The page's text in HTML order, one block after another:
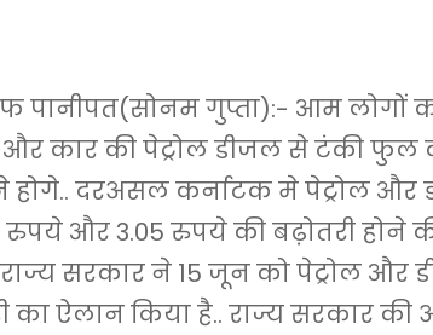
पानीपत(सोनम गुप्ता):- आम लोगों
और कार की पेट्रोल डीजल से टंकी फुल
होगे.. दरअसल कर्नाटक मे पेट्रोल और
और 3.05 रुपये की बढ़ोतरी होने
सरकार ने 15 जून को पेट्रोल और
का ऐलान किया है.. राज्य सरकार